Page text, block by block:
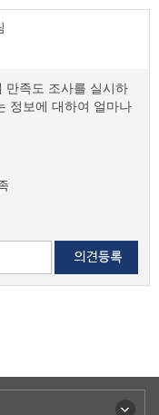
만족도 조사를 실시하
정보에 대하여 얼마나